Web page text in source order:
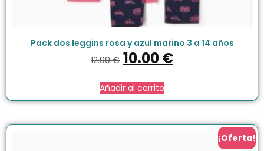
Pack dos leggins rosa y azul marino 3 a 14 años
12.99€ 10.00€
Añadir al carrito
¡Oferta!